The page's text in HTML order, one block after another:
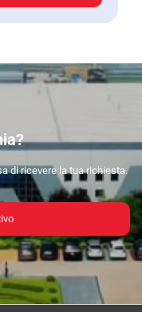
di ricevere la tua richiesta.